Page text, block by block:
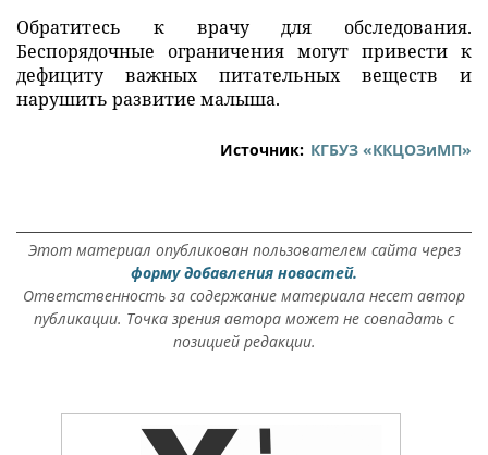
Обратитесь к врачу для обследования.
Беспорядочные ограничения могут привести к
дефициту важных питательных веществ и
нарушить развитие малыша.
Источник: КГБУЗ «ККЦОЗиМП»
Этот материал опубликован пользователем сайта через
форму добавления новостей.
Ответственность за содержание материала несет автор
публикации. Точка зрения автора может не совпадать с
позицией редакции.